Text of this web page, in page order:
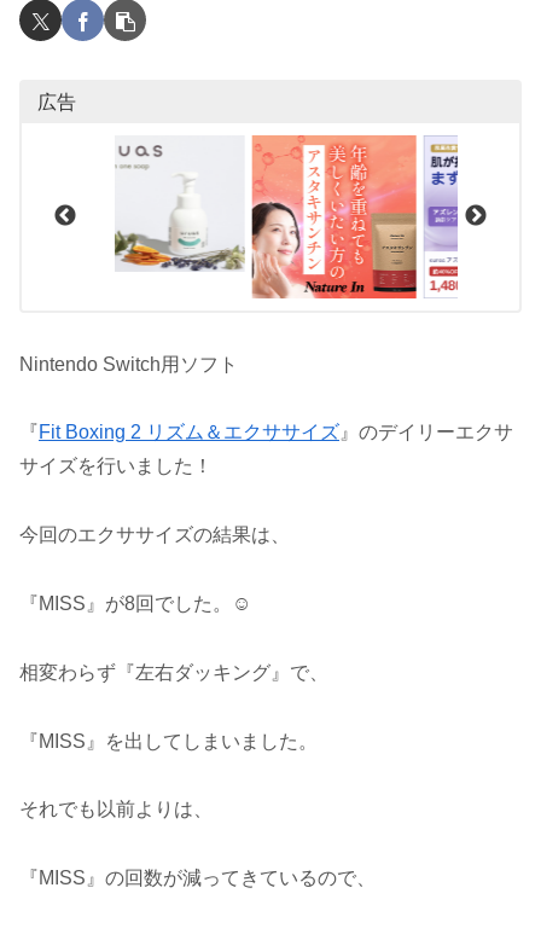
広告
Nintendo Switch用ソフト
『Fit Boxing 2 リズム＆エクササイズ 』のデイリーエクサ
サイズを行いました！
今回のエクササイズの結果は、
『MISS』が8回でした。☺️
相変わらず『左右ダッキング』で、
『MISS』を出してしまいました。
それでも以前よりは、
『MISS』の回数が減ってきているので、